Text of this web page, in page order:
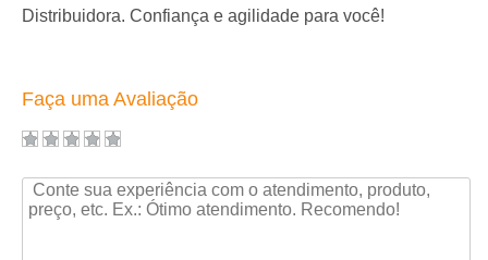
Distribuidora. Confiança e agilidade para você!
Faça uma Avaliação